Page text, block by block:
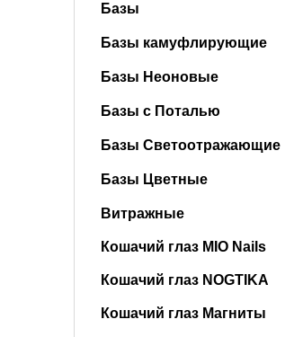
Базы
Базы камуфлирующие
Базы Неоновые
Базы с Поталью
Базы Светоотражающие
Базы Цветные
Витражные
Кошачий глаз MIO Nails
Кошачий глаз NOGTIKA
Кошачий глаз Магниты